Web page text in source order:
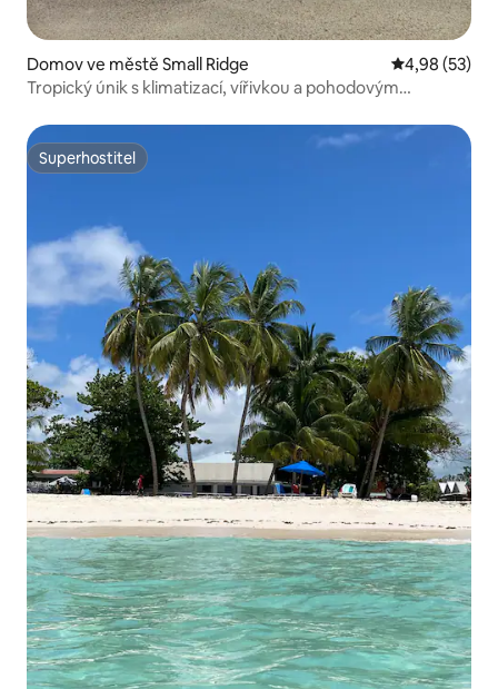
Domov ve městě Small Ridge Průměrné
4,98 (53)
Tropický únik s klimatizací, vířivkou a pohodovým
Superhostitel
Superhostitel